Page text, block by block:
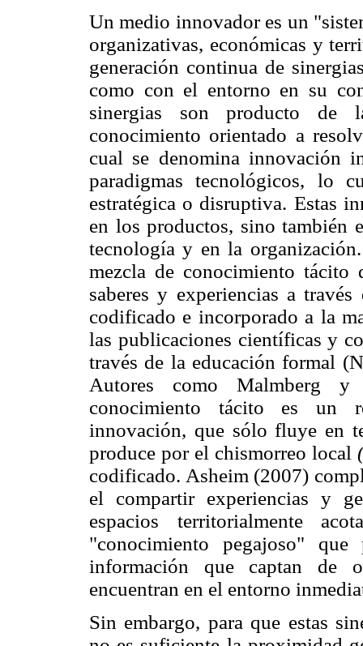
Un medio innovador es un
organizativas, económicas y
generación continua de
como con el entorno en su
sinergias son producto de
conocimiento orientado a
cual se denomina innovación
paradigmas tecnológicos, lo
estratégica o disruptiva. Estas
en los productos, sino también
tecnología y en la
mezcla de conocimiento
saberes y experiencias a
codificado e incorporado a la
las publicaciones científicas y
través de la educación formal
Autores como Malmberg
conocimiento tácito es un
innovación, que sólo fluye en
produce por el chismorreo local
codificado. Asheim (2007)
el compartir experiencias y
espacios territorialmente
"conocimiento pegajoso"
información que captan de
encuentran en el entorno
Sin embargo, para que estas